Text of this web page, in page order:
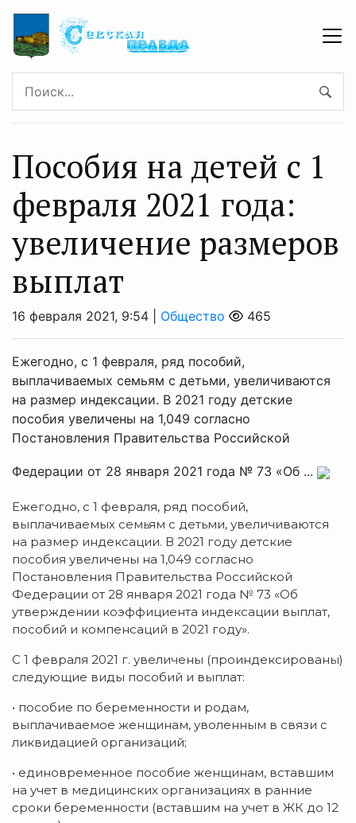
Пособия на детей с 1
февраля 2021 года:
увеличение размеров
выплат
16 февраля 2021, 9:54 | Общество 465
Ежегодно, с 1 февраля, ряд пособий,
выплачиваемых семьям с детьми, увеличиваются
на размер индексации. В 2021 году детские
пособия увеличены на 1,049 согласно
Постановления Правительства Российской
Федерации от 28 января 2021 года № 73 «Об ...
Ежегодно, с 1 февраля, ряд пособий,
выплачиваемых семьям с детьми, увеличиваются
на размер индексации. В 2021 году детские
пособия увеличены на 1,049 согласно
Постановления Правительства Российской
Федерации от 28 января 2021 года № 73 «Об
утверждении коэффициента индексации выплат,
пособий и компенсаций в 2021 году».
С 1 февраля 2021 г. увеличены (проиндексированы)
следующие виды пособий и выплат:
• пособие по беременности и родам,
выплачиваемое женщинам, уволенным в связи с
ликвидацией организаций;
• единовременное пособие женщинам, вставшим
на учет в медицинских организациях в ранние
сроки беременности (вставшим на учет в ЖК до 12